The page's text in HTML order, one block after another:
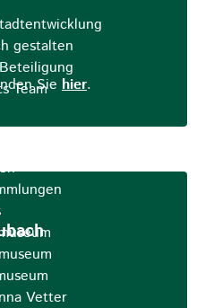
gestalten
Team
Vetter
Sie hier.